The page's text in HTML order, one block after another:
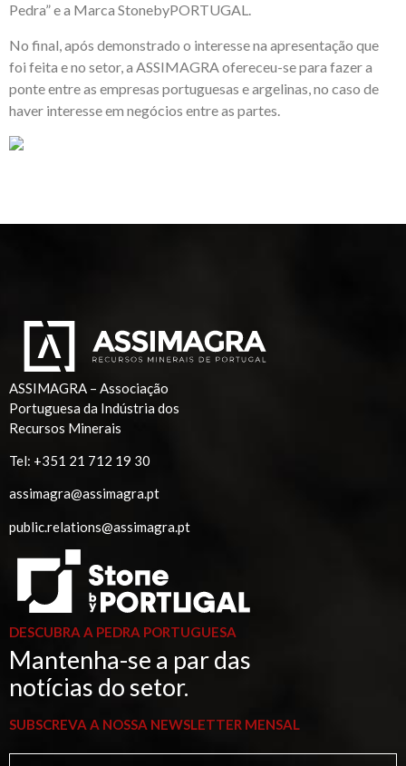
Pedra” e a Marca StonebyPORTUGAL.
No final, após demonstrado o interesse na apresentação que
foi feita e no setor, a ASSIMAGRA ofereceu-se para fazer a
ponte entre as empresas portuguesas e argelinas, no caso de
haver interesse em negócios entre as partes.
ASSIMAGRA – Associação
Portuguesa da Indústria dos
Recursos Minerais
Tel: +351 21 712 19 30
assimagra@assimagra.pt
public.relations@assimagra.pt
DESCUBRA A PEDRA PORTUGUESA
Mantenha-se a par das
notícias do setor.
SUBSCREVA A NOSSA NEWSLETTER MENSAL